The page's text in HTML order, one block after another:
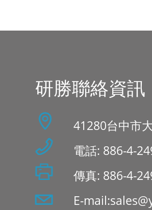
研勝聯絡資訊
41280台中市
電話: 886-4-
傳真: 886-4-
E-